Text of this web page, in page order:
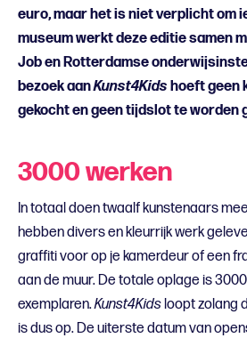
euro, maar het is niet verplicht om
museum werkt deze editie samen
Job en Rotterdamse
bezoek aanKunst4Kids hoeft geen
gekocht en geen tijdslot te worden
3000 werken
In totaal doen twaalf kunstenaars
hebben divers en kleurrijk werk
graffiti voor op je kamerdeur of een
aan de muur. De totale oplage is 3000
exemplaren.Kunst4Kidsloopt zolang
is dus op. De uiterste datum van